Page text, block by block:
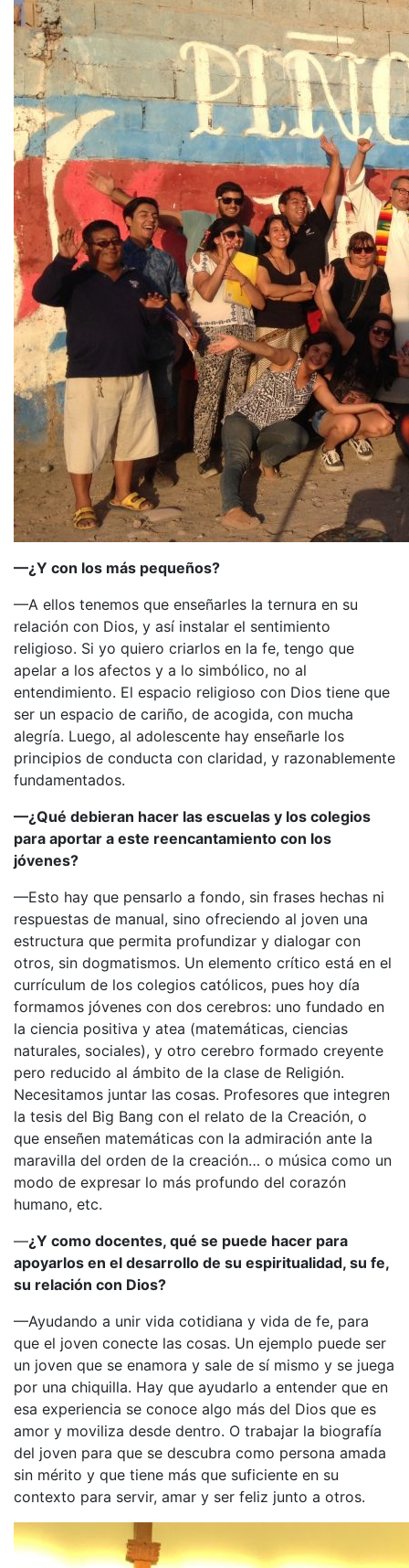
—¿Y con los más pequeños?
—A ellos tenemos que enseñarles la ternura en su
relación con Dios, y así instalar el sentimiento
religioso. Si yo quiero criarlos en la fe, tengo que
apelar a los afectos y a lo simbólico, no al
entendimiento. El espacio religioso con Dios tiene que
ser un espacio de cariño, de acogida, con mucha
alegría. Luego, al adolescente hay enseñarle los
principios de conducta con claridad, y razonablemente
fundamentados.
—¿Qué debieran hacer las escuelas y los colegios
para aportar a este reencantamiento con los
jóvenes?
—Esto hay que pensarlo a fondo, sin frases hechas ni
respuestas de manual, sino ofreciendo al joven una
estructura que permita profundizar y dialogar con
otros, sin dogmatismos. Un elemento crítico está en el
currículum de los colegios católicos, pues hoy día
formamos jóvenes con dos cerebros: uno fundado en
la ciencia positiva y atea (matemáticas, ciencias
naturales, sociales), y otro cerebro formado creyente
pero reducido al ámbito de la clase de Religión.
Necesitamos juntar las cosas. Profesores que integren
la tesis del Big Bang con el relato de la Creación, o
que enseñen matemáticas con la admiración ante la
maravilla del orden de la creación… o música como un
modo de expresar lo más profundo del corazón
humano, etc.
—¿Y como docentes, qué se puede hacer para
apoyarlos en el desarrollo de su espiritualidad, su fe,
su relación con Dios?
—Ayudando a unir vida cotidiana y vida de fe, para
que el joven conecte las cosas. Un ejemplo puede ser
un joven que se enamora y sale de sí mismo y se juega
por una chiquilla. Hay que ayudarlo a entender que en
esa experiencia se conoce algo más del Dios que es
amor y moviliza desde dentro. O trabajar la biografía
del joven para que se descubra como persona amada
sin mérito y que tiene más que suficiente en su
contexto para servir, amar y ser feliz junto a otros.